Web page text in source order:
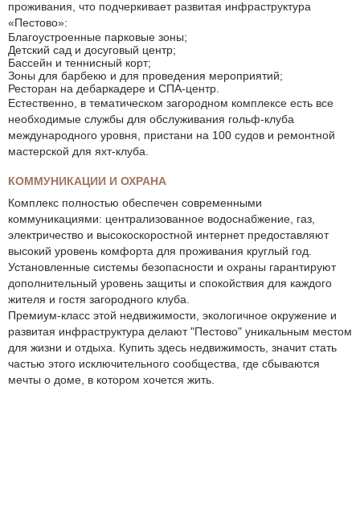
проживания, что подчеркивает развитая инфраструктура
«Пестово»:
Благоустроенные парковые зоны;
Детский сад и досуговый центр;
Бассейн и теннисный корт;
Зоны для барбекю и для проведения мероприятий;
Ресторан на дебаркадере и СПА-центр.
Естественно, в тематическом загородном комплексе есть все
необходимые службы для обслуживания гольф-клуба
международного уровня, пристани на 100 судов и ремонтной
мастерской для яхт-клуба.
КОММУНИКАЦИИ И ОХРАНА
Комплекс полностью обеспечен современными
коммуникациями: централизованное водоснабжение, газ,
электричество и высокоскоростной интернет предоставляют
высокий уровень комфорта для проживания круглый год.
Установленные системы безопасности и охраны гарантируют
дополнительный уровень защиты и спокойствия для каждого
жителя и гостя загородного клуба.
Премиум-класс этой недвижимости, экологичное окружение и
развитая инфраструктура делают "Пестово" уникальным местом
для жизни и отдыха. Купить здесь недвижимость, значит стать
частью этого исключительного сообщества, где сбываются
мечты о доме, в котором хочется жить.